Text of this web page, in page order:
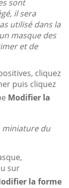
sont
il sera
utilisé dans la
masque des
et de
cliquez
puis cliquez
Modifier la
miniature du
sur
la forme